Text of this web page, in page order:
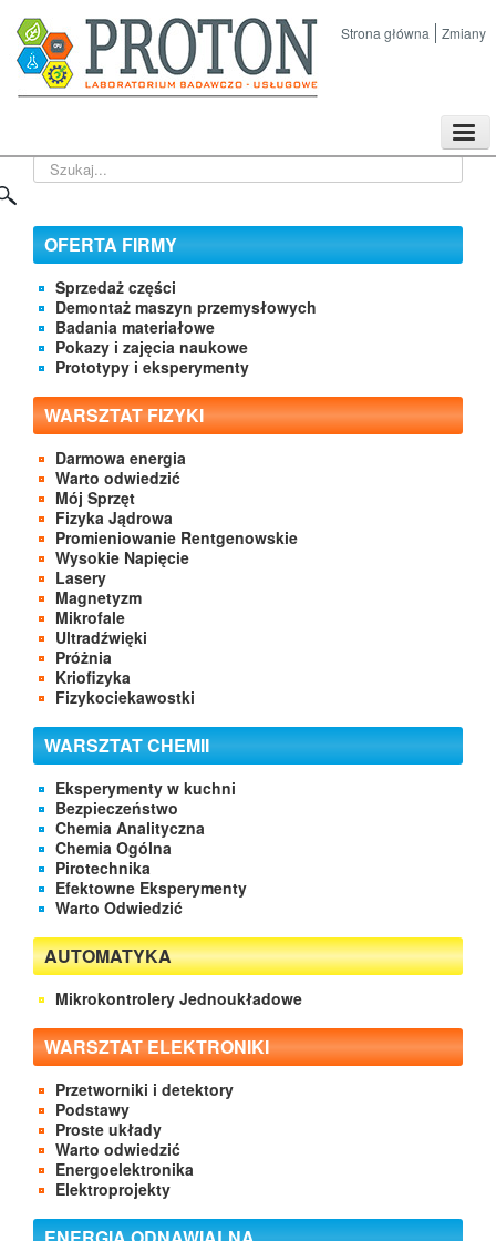
Strona główna Zmiany
Kontakt
Szukaj...
OFERTA FIRMY
Sprzedaż części
Demontaż maszyn przemysłowych
Badania materiałowe
Pokazy i zajęcia naukowe
Prototypy i eksperymenty
WARSZTAT FIZYKI
Darmowa energia
Warto odwiedzić
Mój Sprzęt
Fizyka Jądrowa
Promieniowanie Rentgenowskie
Wysokie Napięcie
Lasery
Magnetyzm
Mikrofale
Ultradźwięki
Próżnia
Kriofizyka
Fizykociekawostki
WARSZTAT CHEMII
Eksperymenty w kuchni
Bezpieczeństwo
Chemia Analityczna
Chemia Ogólna
Pirotechnika
Efektowne Eksperymenty
Warto Odwiedzić
AUTOMATYKA
Mikrokontrolery Jednoukładowe
WARSZTAT ELEKTRONIKI
Przetworniki i detektory
Podstawy
Proste układy
Warto odwiedzić
Energoelektronika
Elektroprojekty